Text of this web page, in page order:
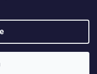
práva vyhradené.